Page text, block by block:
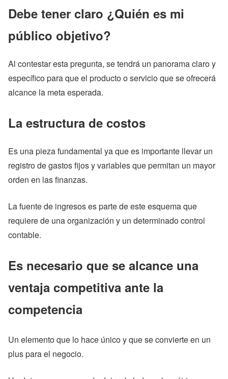
Debe tener claro ¿Quién es mi
público objetivo?
Al contestar esta pregunta, se tendrá un panorama claro y
específico para que el producto o servicio que se ofrecerá
alcance la meta esperada.
La estructura de costos
Es una pieza fundamental ya que es importante llevar un
registro de gastos fijos y variables que permitan un mayor
orden en las finanzas.
La fuente de ingresos es parte de este esquema que
requiere de una organización y un determinado control
contable.
Es necesario que se alcance una
ventaja competitiva ante la
competencia
Un elemento que lo hace único y que se convierte en un
plus para el negocio.